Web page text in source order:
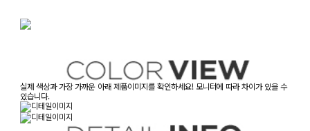
실제 색상과 가장 가까운 아래 제품이미지를 확인하세요! 모니터에 따라 차이가 있을 수
있습니다.